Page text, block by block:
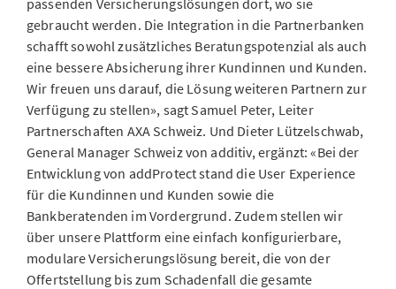
passenden Versicherungslösungen dort, wo sie
gebraucht werden. Die Integration in die Partnerbanken
schafft sowohl zusätzliches Beratungspotenzial als auch
eine bessere Absicherung ihrer Kundinnen und Kunden.
Wir freuen uns darauf, die Lösung weiteren Partnern zur
Verfügung zu stellen», sagt Samuel Peter, Leiter
Partnerschaften AXA Schweiz. Und Dieter Lützelschwab,
General Manager Schweiz von additiv, ergänzt: «Bei der
Entwicklung von addProtect stand die User Experience
für die Kundinnen und Kunden sowie die
Bankberatenden im Vordergrund. Zudem stellen wir
über unsere Plattform eine einfach konfigurierbare,
modulare Versicherungslösung bereit, die von der
Offertstellung bis zum Schadenfall die gesamte